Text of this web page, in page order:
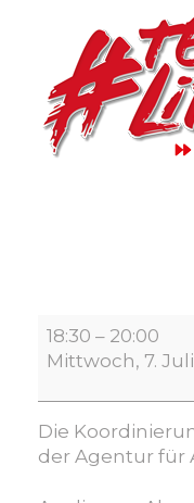
Info-
Veranstaltung
in
Lippe
18:30 – 20:00
Mittwoch, 7. Juli
Die
der Agentur für